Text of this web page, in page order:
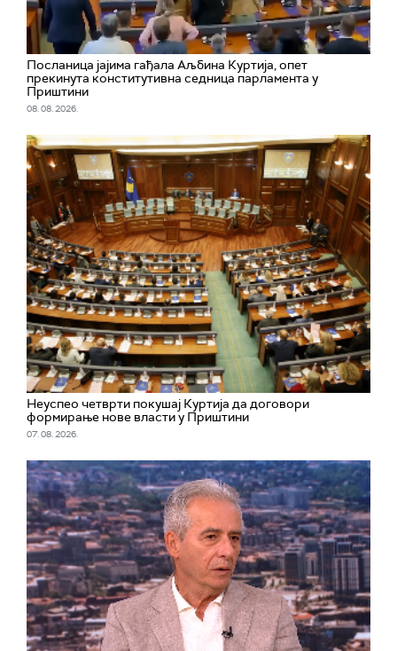
Посланица јајима гађала Аљбина Куртија, опет
прекинута конститутивна седница парламента у
Приштини
08. 08. 2026.
Неуспео четврти покушај Куртија да договори
формирање нове власти у Приштини
07. 08. 2026.